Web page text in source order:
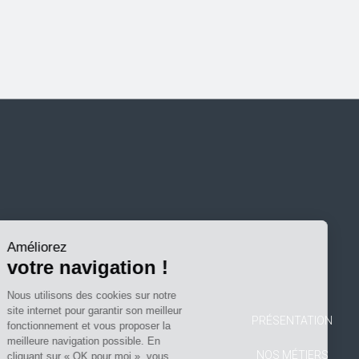
Haute-
Loire
Footer
PRÉSENTATION
NOS MÉTIERS
Améliorez
votre navigation !
Nous utilisons des cookies sur notre
site internet pour garantir son meilleur
fonctionnement et vous proposer la
meilleure navigation possible. En
cliquant sur « OK pour moi », vous